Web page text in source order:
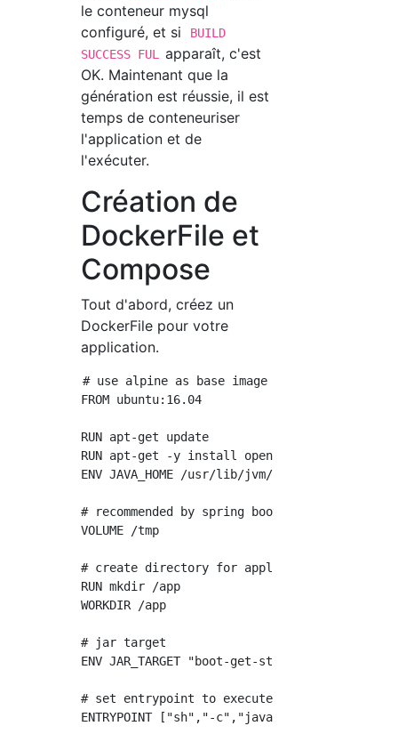
le conteneur mysql
configuré, et si
BUILD
SUCCESS FUL
apparaît, c'est
OK. Maintenant que la
génération est réussie, il est
temps de conteneuriser
l'application et de
l'exécuter.
Création de
DockerFile et
Compose
Tout d'abord, créez un
DockerFile pour votre
application.
# use alpine as base image
FROM ubuntu:16.04
RUN apt-get update
RUN apt-get -y install openjdk-8-jdk
ENV JAVA_HOME /usr/lib/jvm/java-8-openjdk-
# recommended by spring boot
VOLUME /tmp
# create directory for application
RUN mkdir /app
WORKDIR /app
# jar target
ENV JAR_TARGET "boot-get-started-0.0.1-
# set entrypoint to execute spring boot